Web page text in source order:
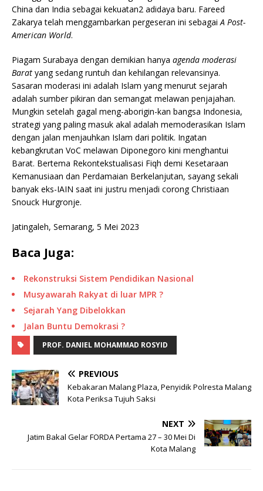
China dan India sebagai kekuatan2 adidaya baru. Fareed
Zakarya telah menggambarkan pergeseran ini sebagaiA Post-
American World.
Piagam Surabaya dengan demikian hanya agenda moderasi
Barat yang sedang runtuh dan kehilangan relevansinya.
Sasaran moderasi ini adalah Islam yang menurut sejarah
adalah sumber pikiran dan semangat melawan penjajahan.
Mungkin setelah gagal meng-aborigin-kan bangsa Indonesia,
strategi yang paling masuk akal adalah memoderasikan Islam
dengan jalan menjauhkan Islam dari politik. Ingatan
kebangkrutan VoC melawan Diponegoro kini menghantui
Barat. Bertema Rekontekstualisasi Fiqh demi Kesetaraan
Kemanusiaan dan Perdamaian Berkelanjutan, sayang sekali
banyak eks-IAIN saat ini justru menjadi corong Christiaan
Snouck Hurgronje.
Jatingaleh, Semarang, 5 Mei 2023
Baca Juga:
Rekonstruksi Sistem Pendidikan Nasional
Musyawarah Rakyat di luar MPR ?
Sejarah Yang Dibelokkan
Jalan Buntu Demokrasi ?
PROF. DANIEL MOHAMMAD ROSYID
PREVIOUS
Kebakaran Malang Plaza, Penyidik Polresta Malang
Kota Periksa Tujuh Saksi
NEXT
Jatim Bakal Gelar FORDA Pertama 27 – 30 Mei Di
Kota Malang